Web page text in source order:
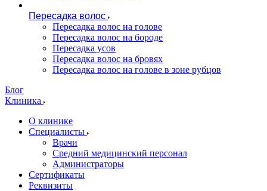
Пересадка волос
Пересадка волос на голове
Пересадка волос на бороде
Пересадка усов
Пересадка волос на бровях
Пересадка волос на голове в зоне рубцов
Блог
Клиника
О клинике
Специалисты
Врачи
Средний медицинский персонал
Администраторы
Сертификаты
Реквизиты